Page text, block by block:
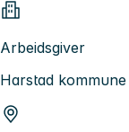
Arbeidsgiver
Harstad